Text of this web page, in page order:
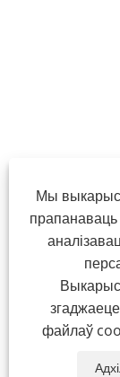
Мы
файлаў